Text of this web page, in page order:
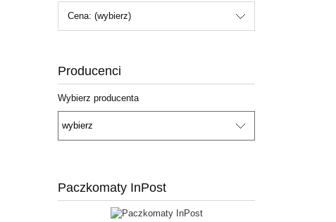
Cena: (wybierz)
Producenci
Wybierz producenta
Paczkomaty InPost